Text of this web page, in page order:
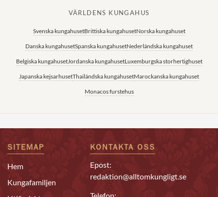
VÄRLDENS KUNGAHUS
Svenska kungahusetBrittiska kungahusetNorska kungahuset
Danska kungahusetSpanska kungahusetNederländska kungahuset
Belgiska kungahusetJordanska kungahusetLuxemburgska storhertighuset
Japanska kejsarhusetThailändska kungahusetMarockanska kungahuset
Monacos furstehus
SITEMAP
Hem
Kungafamiljen
KONTAKTA OSS
Epost:
redaktion@alltomkungligt.se